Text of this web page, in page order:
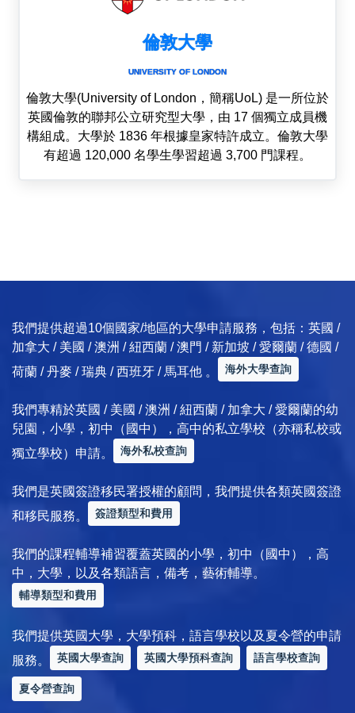
倫敦大學
UNIVERSITY OF LONDON
倫敦大學(University of London，簡稱UoL) 是一所位於
英國倫敦的聯邦公立研究型大學，由 17 個獨立成員機
構組成。大學於 1836 年根據皇家特許成立。倫敦大學
有超過 120,000 名學生學習超過 3,700 門課程。
我們提供超過10個國家/地區的大學申請服務，包括：英國 /
加拿大 / 美國 / 澳洲 / 紐西蘭 / 澳門 / 新加坡 / 愛爾蘭 / 德國 /
荷蘭 / 丹麥 / 瑞典 / 西班牙 / 馬耳他 。
海外大學查詢
我們專精於英國 / 美國 / 澳洲 / 紐西蘭 / 加拿大 / 愛爾蘭的幼
兒園，小學，初中（國中），高中的私立學校（亦稱私校或
獨立學校）申請。
海外私校查詢
我們是英國簽證移民署授權的顧問，我們提供各類英國簽證
和移民服務。
簽證類型和費用
我們的課程輔導補習覆蓋英國的小學，初中（國中），高
中，大學，以及各類語言，備考，藝術輔導。
輔導類型和費用
我們提供英國大學，大學預科，語言學校以及夏令營的申請
服務。
英國大學查詢 英國大學預科查詢 語言學校查詢
夏令營查詢